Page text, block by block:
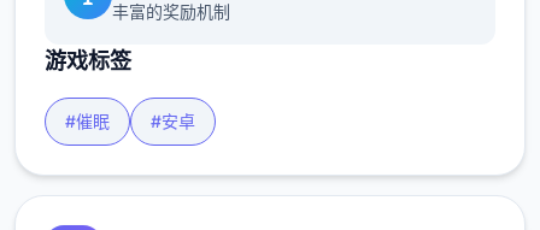
丰富的奖励机制
游戏标签
#催眠 #安卓